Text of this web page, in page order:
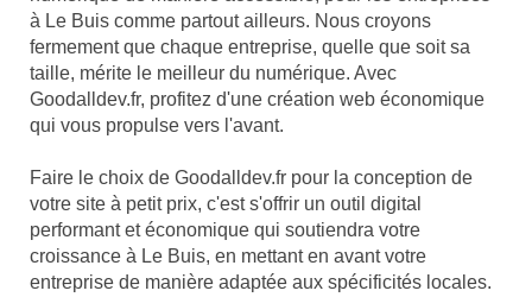
à Le Buis comme partout ailleurs. Nous croyons
fermement que chaque entreprise, quelle que soit sa
taille, mérite le meilleur du numérique. Avec
Goodalldev.fr, profitez d'une création web économique
qui vous propulse vers l'avant.
Faire le choix de Goodalldev.fr pour la conception de
votre site à petit prix, c'est s'offrir un outil digital
performant et économique qui soutiendra votre
croissance à Le Buis, en mettant en avant votre
entreprise de manière adaptée aux spécificités locales.